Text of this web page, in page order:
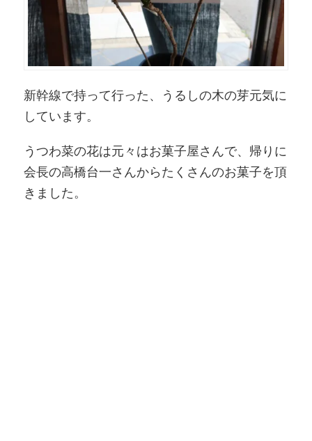
新幹線で持って行った、うるしの木の芽元気に
しています。
うつわ菜の花は元々はお菓子屋さんで、帰りに
会長の高橋台一さんからたくさんのお菓子を頂
きました。